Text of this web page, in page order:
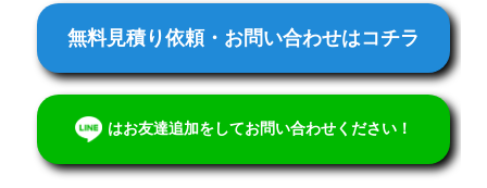
無料見積り依頼・お問い合わせはコチラ
はお友達追加をしてお問い合わせください！